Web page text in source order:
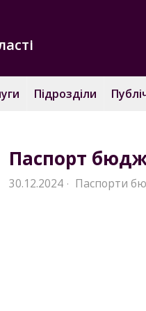
Підрозділи
Паспорт
30.12.2024 · Паспорти